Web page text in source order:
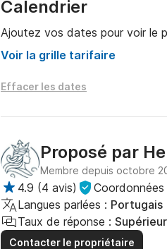
Calendrier
Ajoutez vos dates pour voir le
Voir la grille tarifaire
Effacer les dates
Proposé par
Membre depuis octobre
4.9 (4 avis)
Coordonnées
Langues parlées : Portugais
Taux de réponse :
Contacter le propriétaire